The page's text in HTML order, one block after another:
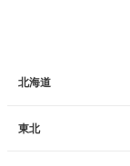
北海道
東北